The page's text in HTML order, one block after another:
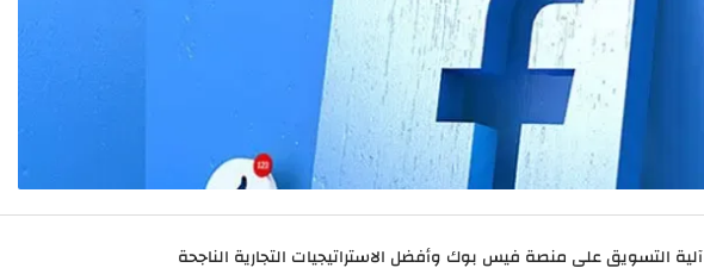
آلية التسويق على منصة فيس بوك وأفضل الاستراتيجيات التجارية الناجحة